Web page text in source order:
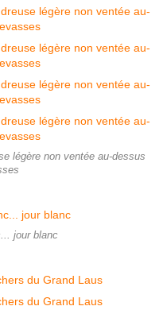
légère non ventée au-dessus
jour blanc